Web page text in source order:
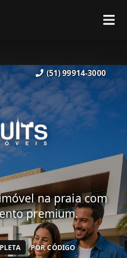
(51) 99914-3000
na praia com
premium.
POR CÓDIGO